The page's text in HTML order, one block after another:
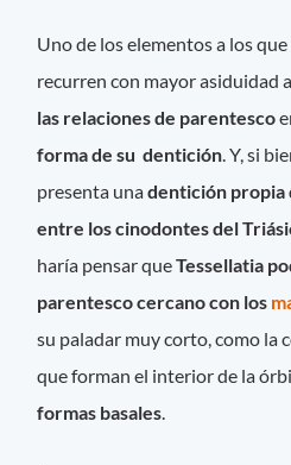
Uno de los elementos a los
recurren con mayor asiduidad
las relaciones de parentesco
forma de su dentición. Y, si
presenta unadentición propia
entre los cinodontes del
haría pensar queTessellatia
parentesco cercano con los
su paladar muy corto, como la
que forman el interior de la
formas basales.